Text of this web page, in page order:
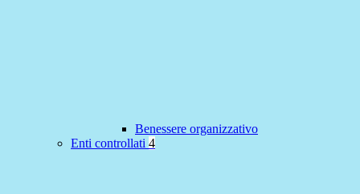
Benessere organizzativo
Enti controllati 4